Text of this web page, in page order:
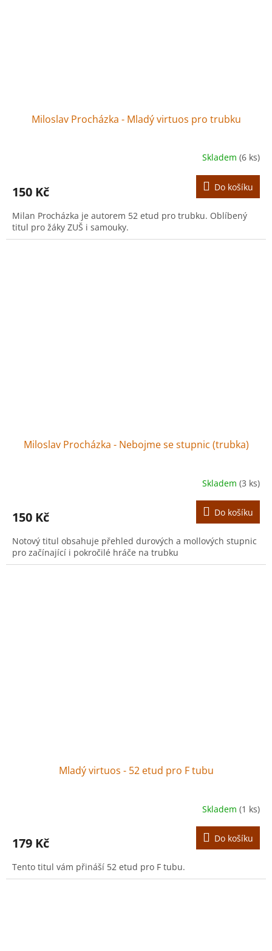
Miloslav Procházka - Mladý virtuos pro trubku
Skladem (6 ks)
150 Kč Do košíku
Milan Procházka je autorem 52 etud pro trubku. Oblíbený
titul pro žáky ZUŠ i samouky.
Miloslav Procházka - Nebojme se stupnic (trubka)
Skladem (3 ks)
150 Kč Do košíku
Notový titul obsahuje přehled durových a mollových stupnic
pro začínající i pokročilé hráče na trubku
Mladý virtuos - 52 etud pro F tubu
Skladem (1 ks)
179 Kč Do košíku
Tento titul vám přináší 52 etud pro F tubu.